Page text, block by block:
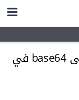
كيفية تحويل صورة إلى base64 في